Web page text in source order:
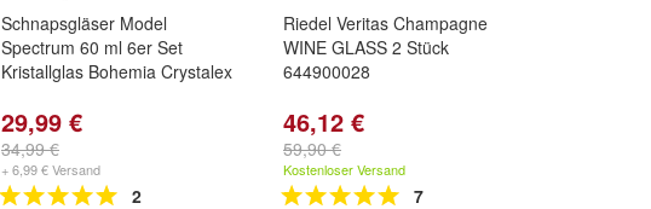
Schnapsgläser Model
Spectrum 60 ml 6er Set
Kristallglas Bohemia Crystalex
29,99 €
34,99 €
+ 6,99 € Versand
2
Riedel Veritas Champagne
WINE GLASS 2 Stück
644900028
46,12 €
59,90 €
Kostenloser Versand
7